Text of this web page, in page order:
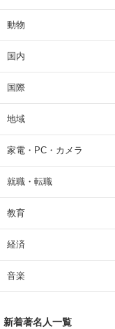
動物
国内
国際
地域
家電・PC・カメラ
就職・転職
教育
経済
音楽
新着著名人一覧